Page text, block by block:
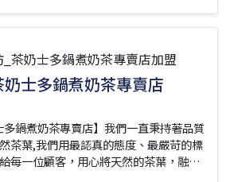
第三方教育」單位的企業社會責任，讓
70間的門市據點，培育兩性身心靈健康
市夥伴，都支持多元性別認同與性傾
士多鍋煮奶茶專賣店
多鍋煮奶茶專賣店】我們一直秉持著品質
茶葉,我們用最認真的態度、最嚴苛的標
每一位顧客，用心將天然的茶葉，融合